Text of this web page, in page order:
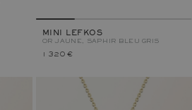
MINI LEFKOS
OR JAUNE, SAPHIR BLEU GRIS
1 320 €